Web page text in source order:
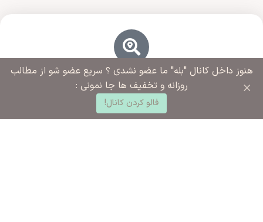
آدرس فروشگاه
ورامین مجتمع ادارات خیابان آزادگان روبروی خیابان ملاهادی
سبزواری نبش کوچه شهید رضایی
هنوز داخل کانال "بله" ما عضو نشدی ؟ سریع عضو شو از مطالب
روزانه و تخفیف ها جا نمونی :
فالو کردن کانال!
×